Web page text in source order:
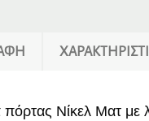
πόρτας Νίκελ Ματ με